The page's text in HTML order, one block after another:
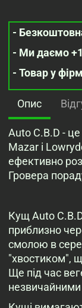
-
- Ми даємо +1
- Товар у
Опис
Auto C.B.D -
Mazar і
ефективно
Гровера
Кущ Auto
приблизно
смолою в
"хвостиком",
Ще під час